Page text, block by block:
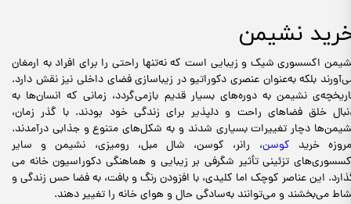
نشیمن
اکسسوری شیک و زیبایی است که نه‌تنها راحتی را برای افراد به ارمغان
بلکه به‌عنوان عنصری دکوراتیو در زیباسازی فضای داخلی نیز نقش دارد.
نشیمن‌ به دوره‌های بسیار قدیم بازمی‌گردد، زمانی که انسان‌ها به
خلق فضاهای راحت و دلپذیر برای زندگی خود بودند. با گذر زمان،
دچار تغییرات بسیاری شدند و به شکل‌های متنوع و جذابی درآمدند.
خرید کوسن، رانر، کوسن، شال مبل، رومیزی، نشیمن و سایر
تزئینی تأثیر شگرفی بر زیبایی و هماهنگی دکوراسیون خانه می
این عناصر کوچک اما کلیدی، با افزودن رنگ و بافت، به فضا حس زندگی و
می‌بخشند و می‌توانند به‌سادگی حال و هوای خانه را تغییر دهند.